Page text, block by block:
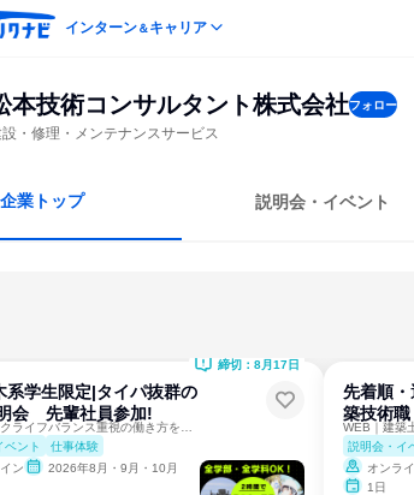
インターン＆キャリア
本技術コンサルタント株式会社フォロー
・修理・メンテナンスサービス
企業トップ 説明会・イベント
系学生限定|タイパ抜群の
会 先輩社員参加!
ベント
仕事体験
ン
2026年8月・9月・10月
締切：8月17日
先着順
築技術
説明会・イ
オンラ
1日